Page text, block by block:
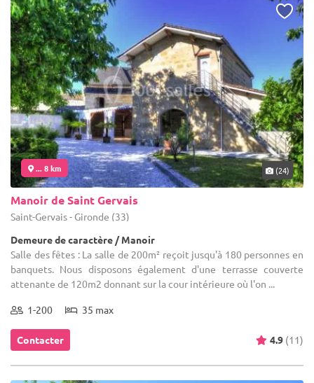
... 8 km (24)
Manoir de Saint Gervais
Saint-Gervais - Gironde (33)
Demeure de caractère / Manoir
Salle des fêtes : La salle de 200m² reçoit jusqu'à 180 personnes en
banquets. Nous disposons également d'une terrasse couverte
attenante de 120m2 donnant sur la cour intérieure où l'on ...
1-200 35 max
Contacter 4.9 (11)